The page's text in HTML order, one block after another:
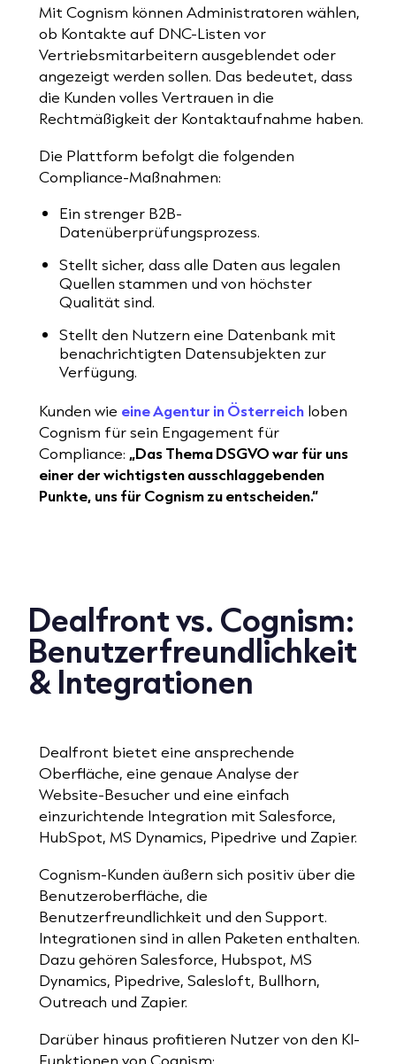
Mit Cognism können Administratoren wählen,
ob Kontakte auf DNC-Listen vor
Vertriebsmitarbeitern ausgeblendet oder
angezeigt werden sollen. Das bedeutet, dass
die Kunden volles Vertrauen in die
Rechtmäßigkeit der Kontaktaufnahme haben.
Die Plattform befolgt die folgenden
Compliance-Maßnahmen:
Ein strenger B2B-
Datenüberprüfungsprozess.
Stellt sicher, dass alle Daten aus legalen
Quellen stammen und von höchster
Qualität sind.
Stellt den Nutzern eine Datenbank mit
benachrichtigten Datensubjekten zur
Verfügung.
Kunden wie eine Agentur in Österreichloben
Cognism für sein Engagement für
Compliance: „Das Thema DSGVO war für uns
einer der wichtigsten ausschlaggebenden
Punkte, uns für Cognism zu entscheiden.“
Dealfront vs. Cognism:
Benutzerfreundlichkeit
& Integrationen
Dealfront bietet eine ansprechende
Oberfläche, eine genaue Analyse der
Website-Besucher und eine einfach
einzurichtende Integration mit Salesforce,
HubSpot, MS Dynamics, Pipedrive und Zapier.
Cognism-Kunden äußern sich positiv über die
Benutzeroberfläche, die
Benutzerfreundlichkeit und den Support.
Integrationen sind in allen Paketen enthalten.
Dazu gehören Salesforce, Hubspot, MS
Dynamics, Pipedrive, Salesloft, Bullhorn,
Outreach und Zapier.
Darüber hinaus profitieren Nutzer von den KI-